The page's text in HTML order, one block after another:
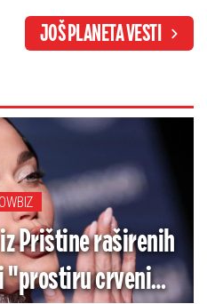
četiri objekta na Dunavu?
JOŠ PLANETA VESTI
Prištine raširenih
"prostiru crveni